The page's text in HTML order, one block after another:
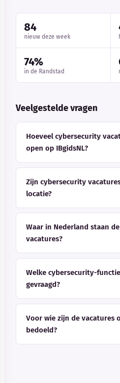
84
nieuw deze week
74%
in de Randstad
Veelgestelde vragen
Hoeveel cybersecurity
open op IBgidsNL?
Zijn cybersecurity
locatie?
Waar in Nederland staan
vacatures?
Welke cybersecurity-
gevraagd?
Voor wie zijn de vacatures
bedoeld?